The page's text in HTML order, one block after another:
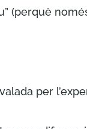
(perquè
per